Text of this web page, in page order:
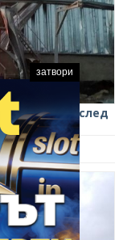
в Русия след
затвори